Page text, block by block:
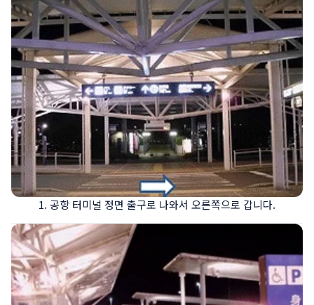
1. 공항 터미널 정면 출구로 나와서 오른쪽으로 갑니다.